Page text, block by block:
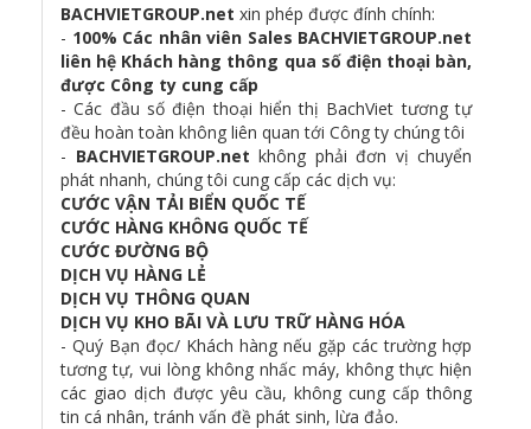
BACHVIETGROUP.net xin phép được đính chính:
- 100% Các nhân viên Sales BACHVIETGROUP.net
liên hệ Khách hàng thông qua số điện thoại bàn,
được Công ty cung cấp
- Các đầu số điện thoại hiển thị BachViet tương tự
đều hoàn toàn không liên quan tới Công ty chúng tôi
- BACHVIETGROUP.net không phải đơn vị chuyển
phát nhanh, chúng tôi cung cấp các dịch vụ:
CƯỚC VẬN TẢI BIỂN QUỐC TẾ
CƯỚC HÀNG KHÔNG QUỐC TẾ
CƯỚC ĐƯỜNG BỘ
DỊCH VỤ HÀNG LẺ
DỊCH VỤ THÔNG QUAN
DỊCH VỤ KHO BÃI VÀ LƯU TRỮ HÀNG HÓA
- Quý Bạn đọc/ Khách hàng nếu gặp các trường hợp
tương tự, vui lòng không nhấc máy, không thực hiện
các giao dịch được yêu cầu, không cung cấp thông
tin cá nhân, tránh vấn đề phát sinh, lừa đảo.